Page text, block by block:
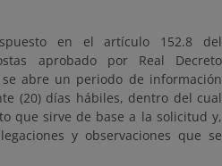
en el artículo 152.8 del
aprobado por Real Decreto
abre un periodo de información
(20) días hábiles, dentro del cual
que sirve de base a la solicitud y,
y observaciones que se